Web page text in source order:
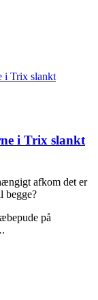
i Trix slankt
i Trix slankt
afkom det er
begge?
på